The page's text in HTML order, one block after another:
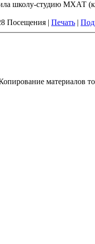
студию МХАТ (курс А.
Посещения | Печать |
материалов